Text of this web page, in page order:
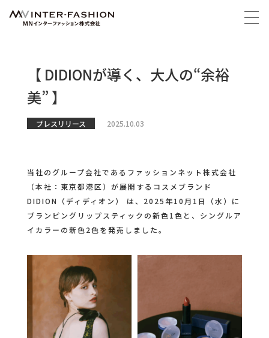
【 DIDIONが導く、大人の“余裕
美” 】
プレスリリース 2025.10.03
当社のグループ会社であるファッションネット株式会社
（本社：東京都港区）が展開するコスメブランド
DIDION（ディディオン） は、2025年10月1日（水）に
プランピングリップスティックの新色1色と、シングルア
イカラーの新色2色を発売しました。